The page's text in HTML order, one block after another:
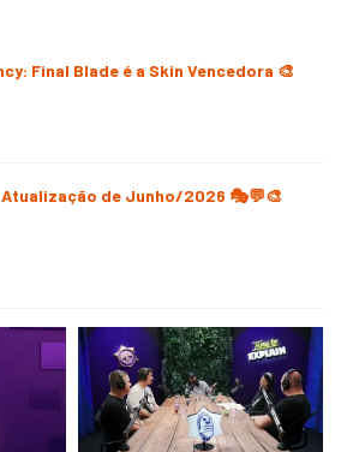
Final Blade é a Skin Vencedora 🎨
de Junho/2026 🎭💬🎨